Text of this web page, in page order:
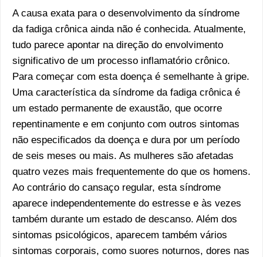
A causa exata para o desenvolvimento da síndrome
da fadiga crônica ainda não é conhecida. Atualmente,
tudo parece apontar na direção do envolvimento
significativo de um processo inflamatório crônico.
Para começar com esta doença é semelhante à gripe.
Uma característica da síndrome da fadiga crônica é
um estado permanente de exaustão, que ocorre
repentinamente e em conjunto com outros sintomas
não especificados da doença e dura por um período
de seis meses ou mais. As mulheres são afetadas
quatro vezes mais frequentemente do que os homens.
Ao contrário do cansaço regular, esta síndrome
aparece independentemente do estresse e às vezes
também durante um estado de descanso. Além dos
sintomas psicológicos, aparecem também vários
sintomas corporais, como suores noturnos, dores nas